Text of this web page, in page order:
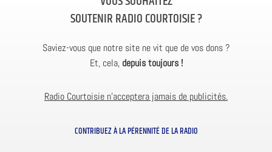
SOUTENIR RADIO COURTOISIE ?
Saviez-vous que notre site ne vit que de vos dons ?
Et, cela, depuis toujours !
Radio Courtoisie n’acceptera jamais de publicités.
CONTRIBUEZ À LA PÉRENNITÉ DE LA RADIO